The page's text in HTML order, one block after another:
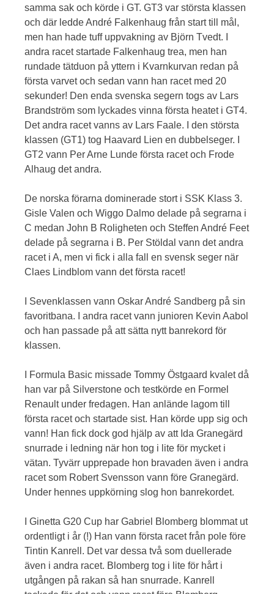
samma sak och körde i GT. GT3 var största klassen
och där ledde André Falkenhaug från start till mål,
men han hade tuff uppvakning av Björn Tvedt. I
andra racet startade Falkenhaug trea, men han
rundade tätduon på yttern i Kvarnkurvan redan på
första varvet och sedan vann han racet med 20
sekunder! Den enda svenska segern togs av Lars
Brandström som lyckades vinna första heatet i GT4.
Det andra racet vanns av Lars Faale. I den största
klassen (GT1) tog Haavard Lien en dubbelseger. I
GT2 vann Per Arne Lunde första racet och Frode
Alhaug det andra.
De norska förarna dominerade stort i SSK Klass 3.
Gisle Valen och Wiggo Dalmo delade på segrarna i
C medan John B Roligheten och Steffen André Feet
delade på segrarna i B. Per Stöldal vann det andra
racet i A, men vi fick i alla fall en svensk seger när
Claes Lindblom vann det första racet!
I Sevenklassen vann Oskar André Sandberg på sin
favoritbana. I andra racet vann junioren Kevin Aabol
och han passade på att sätta nytt banrekord för
klassen.
I Formula Basic missade Tommy Östgaard kvalet då
han var på Silverstone och testkörde en Formel
Renault under fredagen. Han anlände lagom till
första racet och startade sist. Han körde upp sig och
vann! Han fick dock god hjälp av att Ida Granegärd
snurrade i ledning när hon tog i lite för mycket i
vätan. Tyvärr upprepade hon bravaden även i andra
racet som Robert Svensson vann före Granegärd.
Under hennes uppkörning slog hon banrekordet.
I Ginetta G20 Cup har Gabriel Blomberg blommat ut
ordentligt i år (!) Han vann första racet från pole före
Tintin Kanrell. Det var dessa två som duellerade
även i andra racet. Blomberg tog i lite för hårt i
utgången på rakan så han snurrade. Kanrell